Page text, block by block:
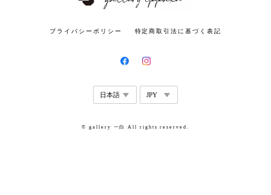
プライバシーポリシー 特定商取引法に基づく表記
© gallery 一白 All rights reserved.